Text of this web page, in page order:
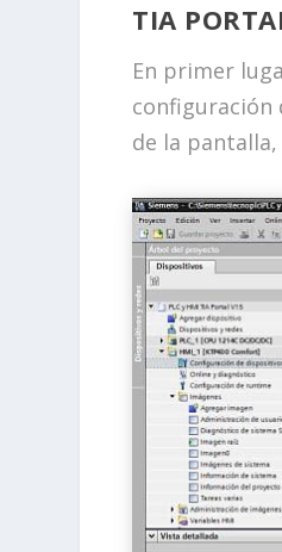
TIA
En primer
configuración
de la